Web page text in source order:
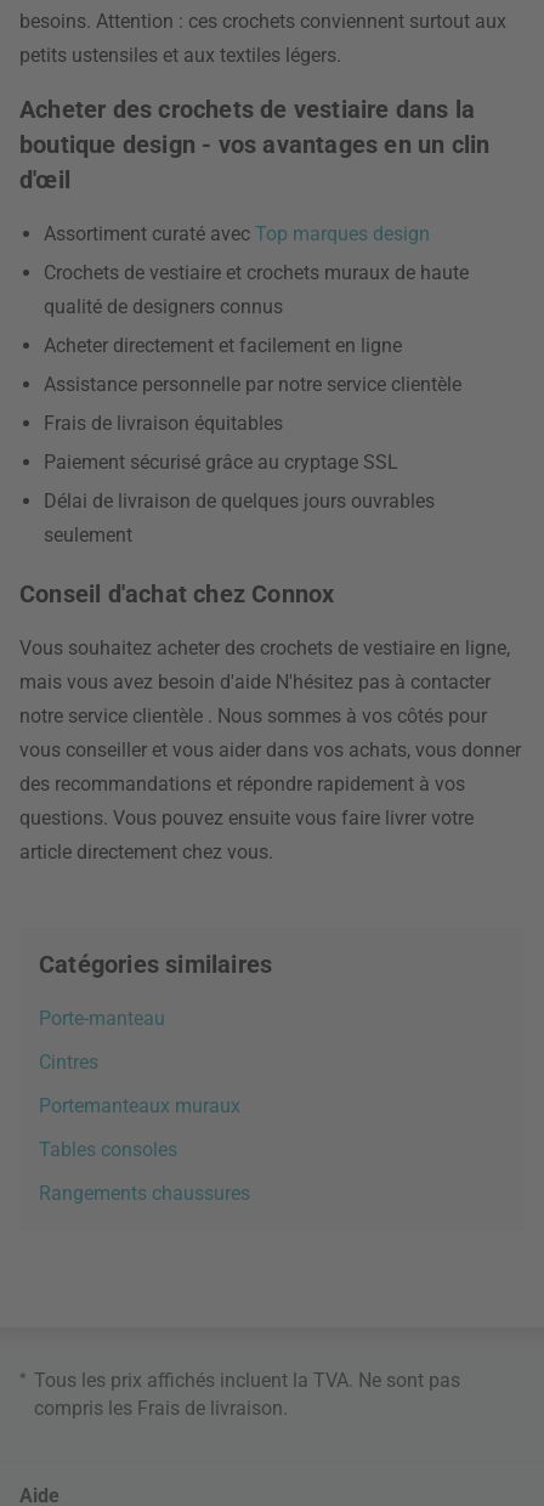
besoins. Attention : ces crochets conviennent surtout aux
petits ustensiles et aux textiles légers.
Acheter des crochets de vestiaire dans la
boutique design - vos avantages en un clin
d'œil
Assortiment curaté avec Top marques design
Crochets de vestiaire et crochets muraux de haute
qualité de designers connus
Acheter directement et facilement en ligne
Assistance personnelle par notre service clientèle
Frais de livraison équitables
Paiement sécurisé grâce au cryptage SSL
Délai de livraison de quelques jours ouvrables
seulement
Conseil d'achat chez Connox
Vous souhaitez acheter des crochets de vestiaire en ligne,
mais vous avez besoin d'aide N'hésitez pas à contacter
notre service clientèle . Nous sommes à vos côtés pour
vous conseiller et vous aider dans vos achats, vous donner
des recommandations et répondre rapidement à vos
questions. Vous pouvez ensuite vous faire livrer votre
article directement chez vous.
Catégories similaires
Porte-manteau
Cintres
Portemanteaux muraux
Tables consoles
Rangements chaussures
* Tous les prix affichés incluent la TVA. Ne sont pas
compris les Frais de livraison.
Aide